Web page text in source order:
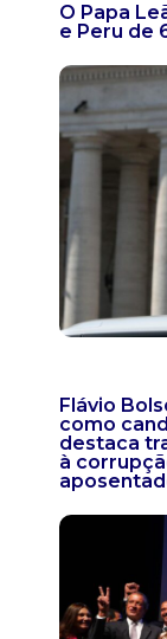
O Papa
e Peru de
Flávio
como
destaca
à